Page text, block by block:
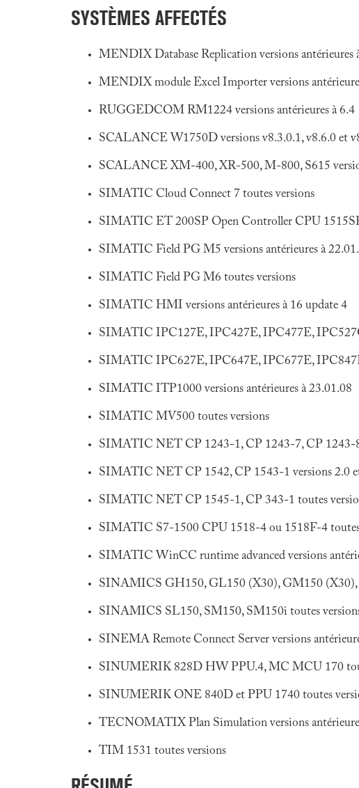
SYSTÈMES AFFECTÉS
MENDIX Database Replication versions antérieures
MENDIX module Excel Importer versions
RUGGEDCOM RM1224 versions antérieures à 6.4
SCALANCE W1750D versions v8.3.0.1, v8.6.0 et
SCALANCE XM-400, XR-500, M-800, S615
SIMATIC Cloud Connect 7 toutes versions
SIMATIC ET 200SP Open Controller CPU
SIMATIC Field PG M5 versions antérieures à
SIMATIC Field PG M6 toutes versions
SIMATIC HMI versions antérieures à 16 update 4
SIMATIC IPC127E, IPC427E, IPC477E,
SIMATIC IPC627E, IPC647E, IPC677E, IPC847E
SIMATIC ITP1000 versions antérieures à 23.01.08
SIMATIC MV500 toutes versions
SIMATIC NET CP 1243-1, CP 1243-7, CP 1243-8
SIMATIC NET CP 1542, CP 1543-1 versions 2.0
SIMATIC NET CP 1545-1, CP 343-1 toutes
SIMATIC S7-1500 CPU 1518-4 ou 1518F-4
SIMATIC WinCC runtime advanced versions
SINAMICS GH150, GL150 (X30), GM150 (X30),
SINAMICS SL150, SM150, SM150i toutes
SINEMA Remote Connect Server versions
SINUMERIK 828D HW PPU.4, MC MCU 170
SINUMERIK ONE 840D et PPU 1740 toutes
TECNOMATIX Plan Simulation versions
TIM 1531 toutes versions